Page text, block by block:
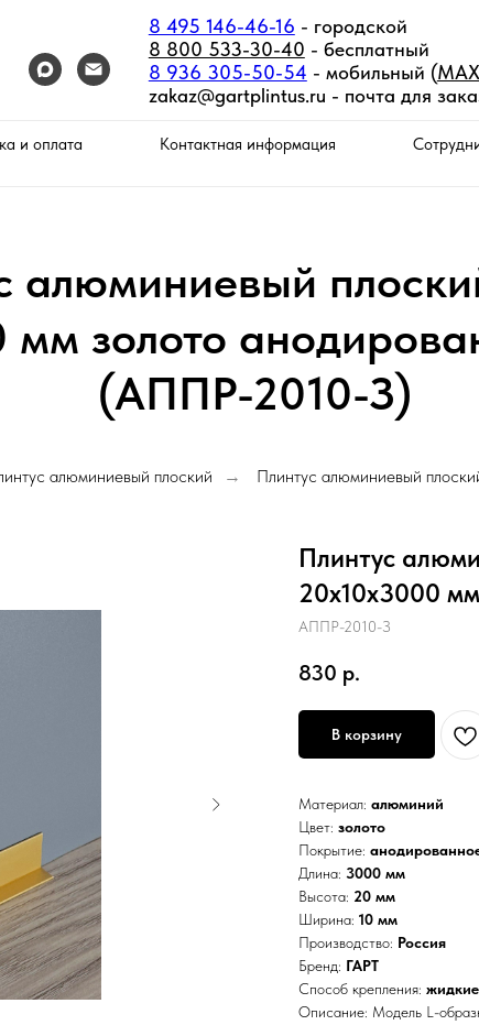
8 495 146-46-16 - городской
8 800 533-30-40 - бесплатный
8 936 305-50-54 - мобильный (MAX
zakaz@gartplintus.ru - почта для
и оплата Контактная информация
алюминиевый
мм золото
(АППР-2010-З)
алюминиевый плоский → Плинтус алюминиевый
Плинтус
20х10х3000
АППР-2010-З
830 р.
В корзину
Материал: алюминий
Цвет: золото
Покрытие:
Длина: 3000 мм
Высота: 20 мм
Ширина: 10 мм
Производство: Россия
Бренд: ГАРТ
Способ крепления:
Описание: Модель L-